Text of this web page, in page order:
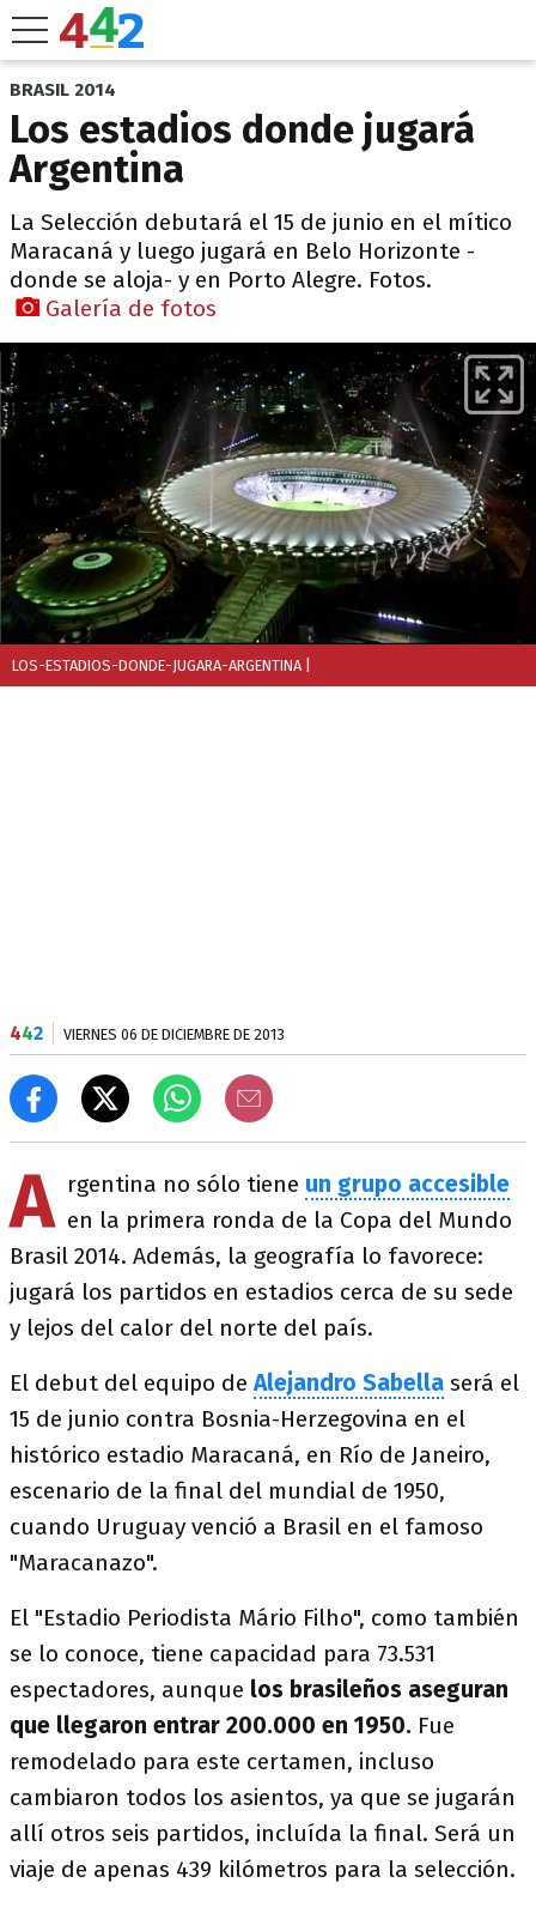
BRASIL 2014
Los estadios donde jugará
Argentina
La Selección debutará el 15 de junio en el mítico
Maracaná y luego jugará en Belo Horizonte -
donde se aloja- y en Porto Alegre. Fotos.
Galería de fotos
LOS-ESTADIOS-DONDE-JUGARA-ARGENTINA
442 VIERNES 06 DE DICIEMBRE DE 2013
A rgentina no sólo tiene un grupo accesible
en la primera ronda de la Copa del Mundo
Brasil 2014. Además, la geografía lo favorece:
jugará los partidos en estadios cerca de su sede
y lejos del calor del norte del país.
El debut del equipo deAlejandro Sabella será el
15 de junio contra Bosnia-Herzegovina en el
histórico estadio Maracaná, en Río de Janeiro,
escenario de la final del mundial de 1950,
cuando Uruguay venció a Brasil en el famoso
"Maracanazo".
El "Estadio Periodista Mário Filho", como también
se lo conoce, tiene capacidad para 73.531
espectadores, aunque los brasileños aseguran
que llegaron entrar 200.000 en 1950. Fue
remodelado para este certamen, incluso
cambiaron todos los asientos, ya que se jugarán
allí otros seis partidos, incluída la final. Será un
viaje de apenas 439 kilómetros para la selección.